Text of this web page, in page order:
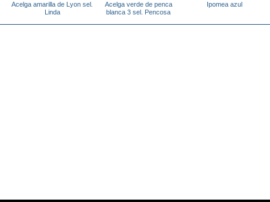
Acelga amarilla de Lyon sel.
Linda
Acelga verde de penca
blanca 3 sel. Pencosa
Ipomea azul